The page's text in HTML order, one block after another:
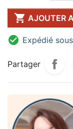
 AJOUTER
 Expédié
Partager